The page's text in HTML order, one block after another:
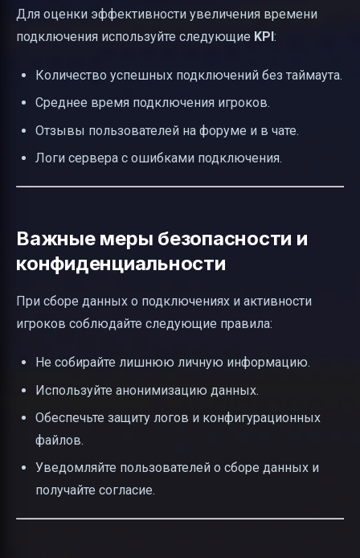
Для оценки эффективности увеличения времени
подключения используйте следующие KPI:
Количество успешных подключений без таймаута.
Среднее время подключения игроков.
Отзывы пользователей на форуме и в чате.
Логи сервера с ошибками подключения.
Важные меры безопасности и
конфиденциальности
При сборе данных о подключениях и активности
игроков соблюдайте следующие правила:
Не собирайте лишнюю личную информацию.
Используйте анонимизацию данных.
Обеспечьте защиту логов и конфигурационных
файлов.
Уведомляйте пользователей о сборе данных и
получайте согласие.